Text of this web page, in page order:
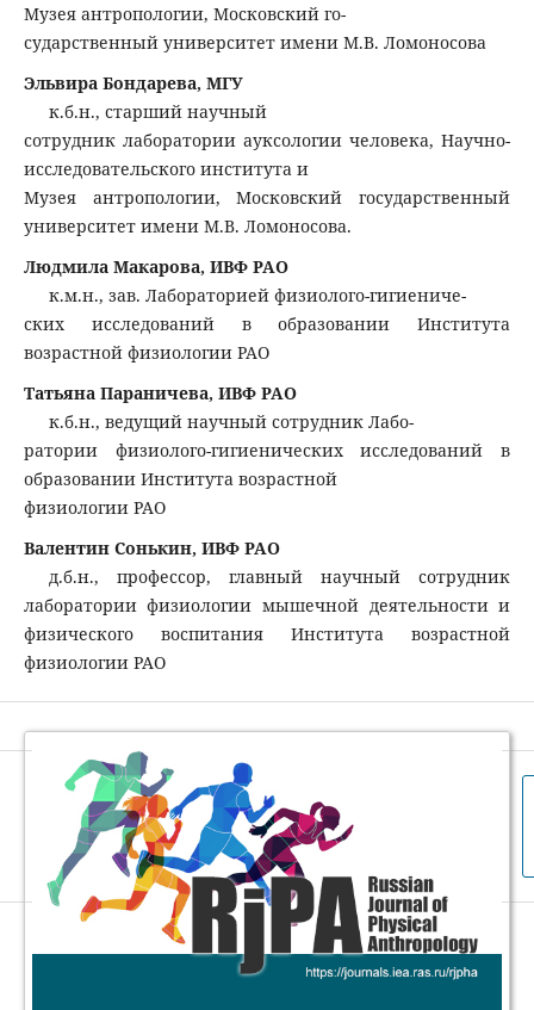
Музея антропологии, Московский го-
сударственный университет имени М.В. Ломоносова
Эльвира Бондарева, МГУ
к.б.н., старший научный
сотрудник лаборатории ауксологии человека, Научно-
исследовательского института и
Музея антропологии, Московский государственный
университет имени М.В. Ломоносова.
Людмила Макарова, ИВФ РАО
к.м.н., зав. Лабораторией физиолого-гигиениче-
ских исследований в образовании Института
возрастной физиологии РАО
Татьяна Параничева, ИВФ РАО
к.б.н., ведущий научный сотрудник Лабо-
ратории физиолого-гигиенических исследований в
образовании Института возрастной
физиологии РАО
Валентин Сонькин, ИВФ РАО
д.б.н., профессор, главный научный сотрудник
лаборатории физиологии мышечной деятельности и
физического воспитания Института возрастной
физиологии РАО